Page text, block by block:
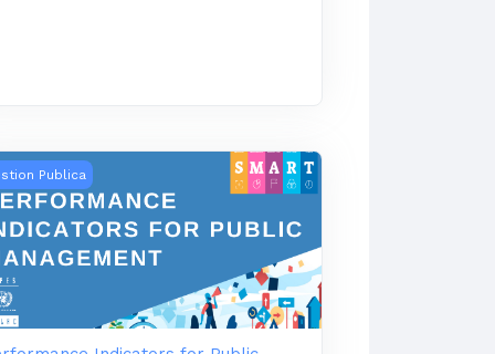
Indicators for Public Management | 2025
Publica